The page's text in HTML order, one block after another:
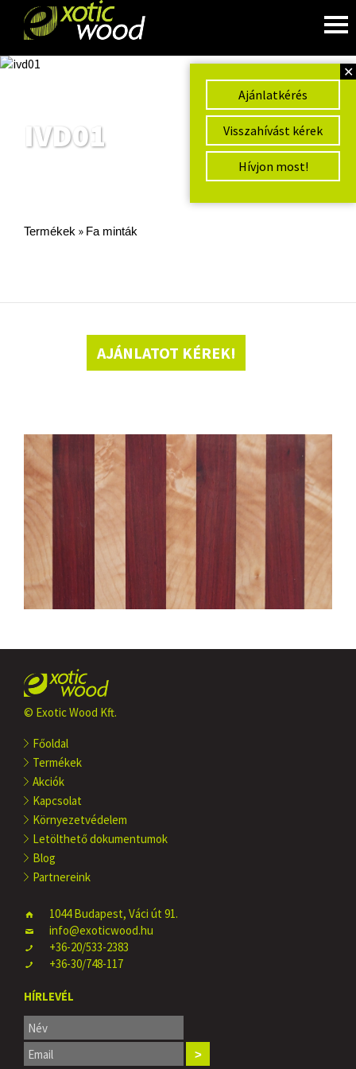
✕
Ajánlatkérés
Visszahívást kérek
Hívjon most!
IVD01
Termékek » Fa minták
AJÁNLATOT KÉREK!
© Exotic Wood Kft.
Főoldal
Termékek
Akciók
Kapcsolat
Környezetvédelem
Letölthető dokumentumok
Blog
Partnereink
1044 Budapest, Váci út 91.
info@exoticwood.hu
+36-20/533-2383
+36-30/748-117
HÍRLEVÉL